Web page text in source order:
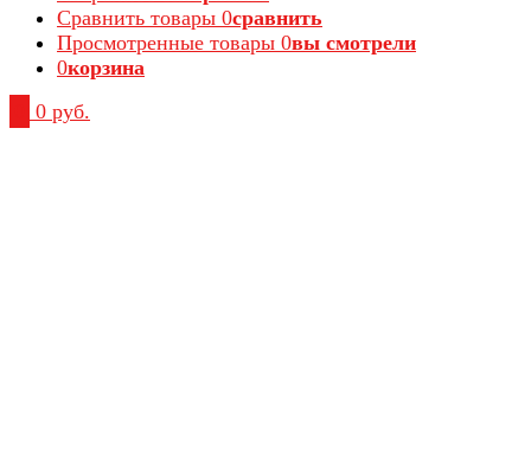
Сравнить товары 0сравнить
Просмотренные товары 0вы смотрели
0корзина
0 руб.